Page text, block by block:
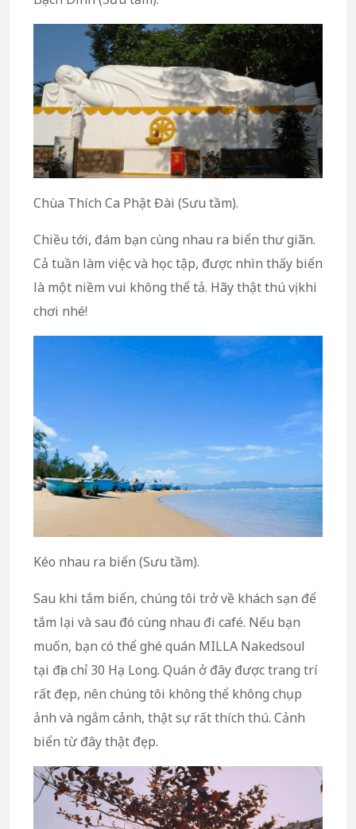
Chùa Thích Ca Phật Đài (Sưu tầm).
Chiều tới, đám bạn cùng nhau ra biển thư giãn.
Cả tuần làm việc và học tập, được nhìn thấy biển
là một niềm vui không thể tả. Hãy thật thú vị khi
chơi nhé!
Kéo nhau ra biển (Sưu tầm).
Sau khi tắm biển, chúng tôi trở về khách sạn để
tắm lại và sau đó cùng nhau đi café. Nếu bạn
muốn, bạn có thể ghé quán MILLA Nakedsoul
tại địa chỉ 30 Hạ Long. Quán ở đây được trang trí
rất đẹp, nên chúng tôi không thể không chụp
ảnh và ngắm cảnh, thật sự rất thích thú. Cảnh
biển từ đây thật đẹp.